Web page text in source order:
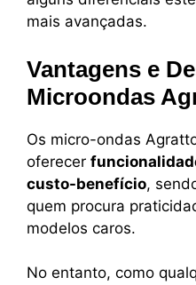
mais avançadas.
Vantagens e
Microondas
Os micro-ondas
oferecer
custo-benefício,
quem procura
modelos caros.
No entanto, como